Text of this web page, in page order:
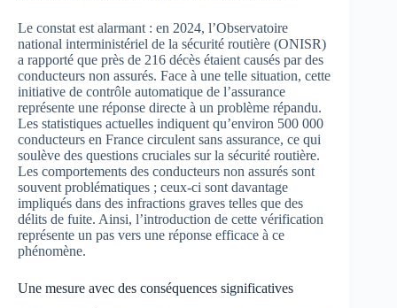
Le constat est alarmant : en 2024, l’Observatoire
national interministériel de la sécurité routière (ONISR)
a rapporté que près de 216 décès étaient causés par des
conducteurs non assurés. Face à une telle situation, cette
initiative de contrôle automatique de l’assurance
représente une réponse directe à un problème répandu.
Les statistiques actuelles indiquent qu’environ 500 000
conducteurs en France circulent sans assurance, ce qui
soulève des questions cruciales sur la sécurité routière.
Les comportements des conducteurs non assurés sont
souvent problématiques ; ceux-ci sont davantage
impliqués dans des infractions graves telles que des
délits de fuite. Ainsi, l’introduction de cette vérification
représente un pas vers une réponse efficace à ce
phénomène.
Une mesure avec des conséquences significatives